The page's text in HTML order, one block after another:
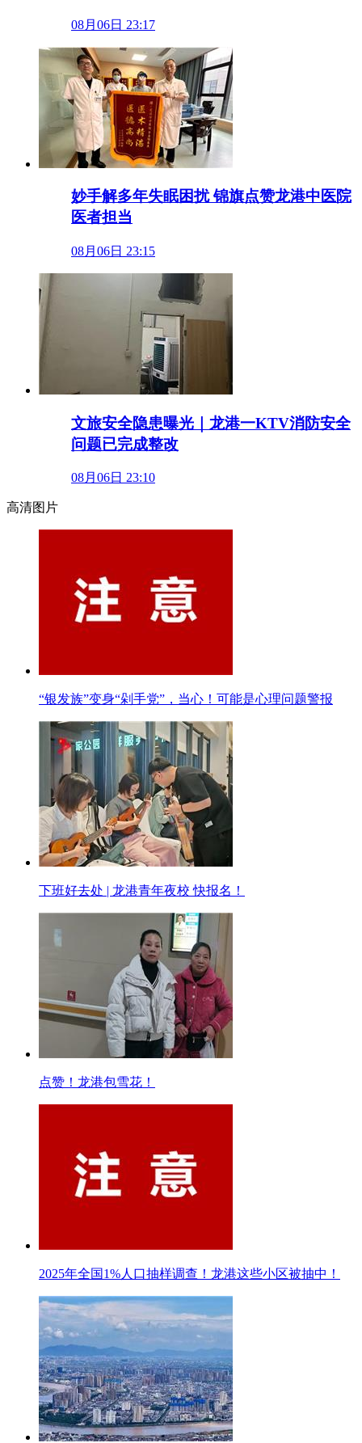
08月06日 23:17
妙手解多年失眠困扰 锦旗点赞龙港中医院
医者担当
08月06日 23:15
文旅安全隐患曝光｜龙港一KTV消防安全
问题已完成整改
08月06日 23:10
高清图片
“银发族”变身“剁手党”，当心！可能是心理问题警报
下班好去处 | 龙港青年夜校 快报名！
点赞！龙港包雪花！
2025年全国1%人口抽样调查！龙港这些小区被抽中！